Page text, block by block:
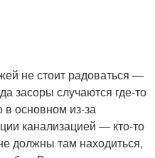
не стоит радоваться —
засоры случаются где-то
основном из-за
канализацией — кто-то
должны там находиться,